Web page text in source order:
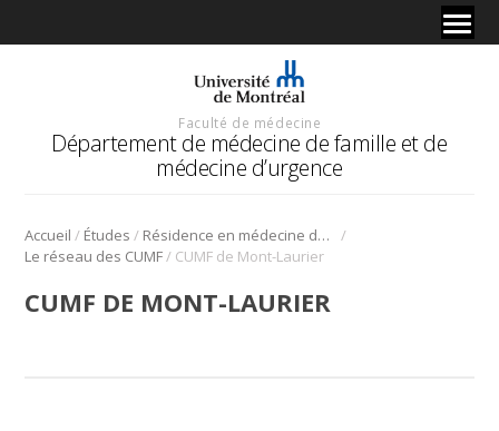
Faculté de médecine
Département de médecine de famille et de
médecine d’urgence
Accueil / Études / Résidence en médecine de famille
/
Le réseau des CUMF/ CUMF de Mont-Laurier
CUMF DE MONT-LAURIER